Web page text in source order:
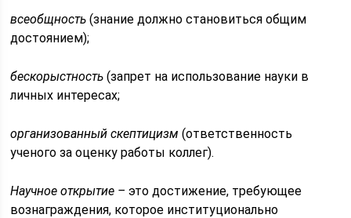
всеобщность (знание должно становиться общим
достоянием);
бескорыстность (запрет на использование науки в
личных интересах;
организованный скептицизм (ответственность
ученого за оценку работы коллег).
Научное открытие – это достижение, требующее
вознаграждения, которое институционально